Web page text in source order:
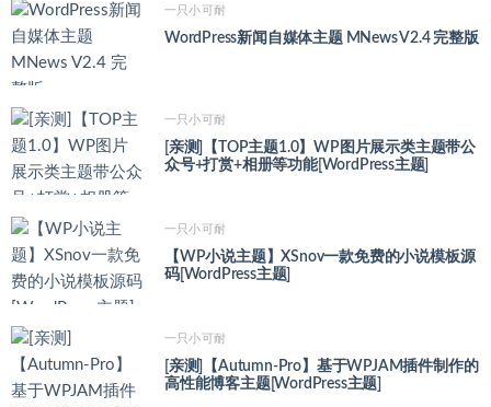
一只小可耐
WordPress新闻自媒体主题 MNews V2.4 完整版
一只小可耐
[亲测]【TOP主题1.0】WP图片展示类主题带公
众号+打赏+相册等功能[WordPress主题]
一只小可耐
【WP小说主题】XSnov一款免费的小说模板源
码[WordPress主题]
一只小可耐
[亲测]【Autumn-Pro】基于WPJAM插件制作的
高性能博客主题[WordPress主题]